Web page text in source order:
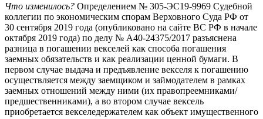
Что изменилось? Определением № 305-ЭС19-9969 Судебной
коллегии по экономическим спорам Верховного Суда РФ от
30 сентября 2019 года (опубликовано на сайте ВС РФ в начале
октября 2019 года) по делу № А40-24375/2017 разъяснена
разница в погашении векселей как способа погашения
заемных обязательств и как реализации ценной бумаги. В
первом случае выдача и предъявление векселя к погашению
осуществляется между заемщиком и займодателем в рамках
заемных отношений между ними (их правопреемниками/
предшественниками), а во втором случае вексель
приобретается векселедержателем как объект имущественного